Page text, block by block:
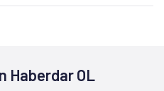
Haberdar OL